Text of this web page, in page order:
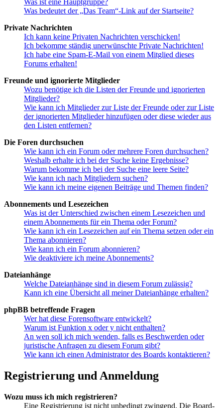
Was ist eine Hauptgruppe?
Was bedeutet der „Das Team“-Link auf der Startseite?
Private Nachrichten
Ich kann keine Privaten Nachrichten verschicken!
Ich bekomme ständig unerwünschte Private Nachrichten!
Ich habe eine Spam-E-Mail von einem Mitglied dieses
Forums erhalten!
Freunde und ignorierte Mitglieder
Wozu benötige ich die Listen der Freunde und ignorierten
Mitglieder?
Wie kann ich Mitglieder zur Liste der Freunde oder zur Liste
der ignorierten Mitglieder hinzufügen oder diese wieder aus
den Listen entfernen?
Die Foren durchsuchen
Wie kann ich ein Forum oder mehrere Foren durchsuchen?
Weshalb erhalte ich bei der Suche keine Ergebnisse?
Warum bekomme ich bei der Suche eine leere Seite?
Wie kann ich nach Mitgliedern suchen?
Wie kann ich meine eigenen Beiträge und Themen finden?
Abonnements und Lesezeichen
Was ist der Unterschied zwischen einem Lesezeichen und
einem Abonnements für ein Thema oder Forum?
Wie kann ich ein Lesezeichen auf ein Thema setzen oder ein
Thema abonnieren?
Wie kann ich ein Forum abonnieren?
Wie deaktiviere ich meine Abonnements?
Dateianhänge
Welche Dateianhänge sind in diesem Forum zulässig?
Kann ich eine Übersicht all meiner Dateianhänge erhalten?
phpBB betreffende Fragen
Wer hat diese Forensoftware entwickelt?
Warum ist Funktion x oder y nicht enthalten?
An wen soll ich mich wenden, falls es Beschwerden oder
juristische Anfragen zu diesem Forum gibt?
Wie kann ich einen Administrator des Boards kontaktieren?
Registrierung und Anmeldung
Wozu muss ich mich registrieren?
Eine Registrierung ist nicht unbedingt zwingend. Die Board-